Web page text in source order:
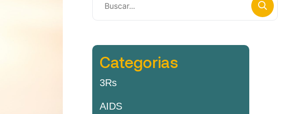
Categorias
3Rs
AIDS